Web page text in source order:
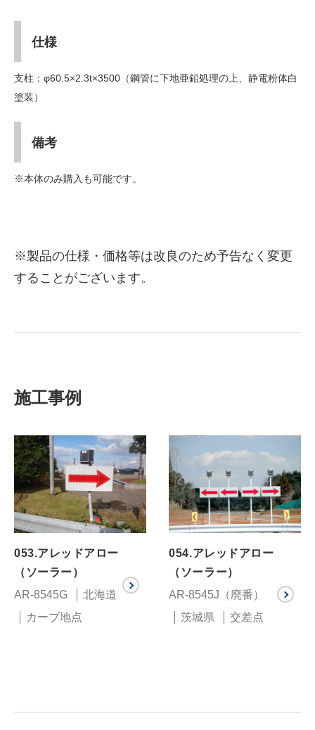
仕様
支柱：φ60.5×2.3t×3500（鋼管に下地亜鉛処理の上、静電粉体白
塗装）
備考
※本体のみ購入も可能です。
※製品の仕様・価格等は改良のため予告なく変更
することがございます。
施工事例
053.アレッドアロー
（ソーラー）
AR-8545G
北海道
カーブ地点
054.アレッドアロー
（ソーラー）
AR-8545J（廃番）
茨城県
交差点